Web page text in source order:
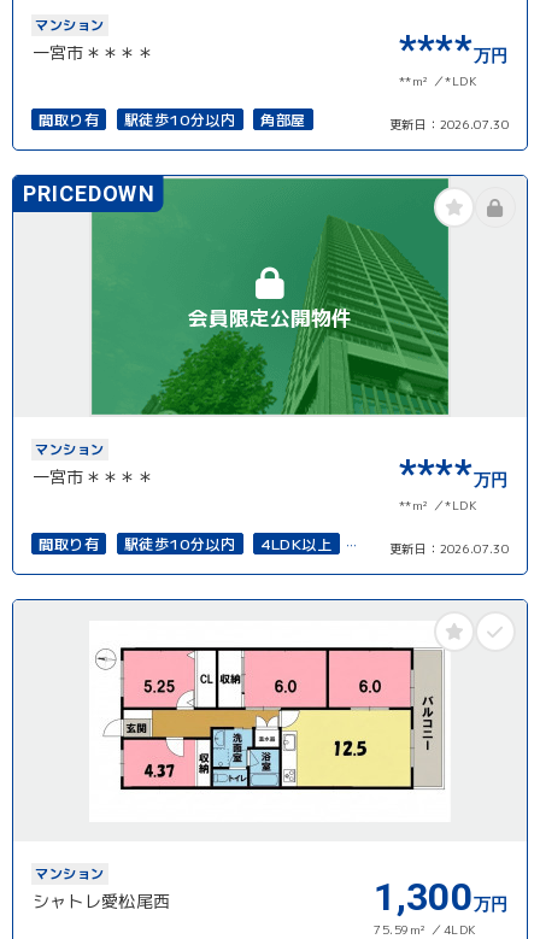
マンション
一宮市＊＊＊＊ ****万円
**m² *LDK
間取り有 駅徒歩10分以内 角部屋 更新日： 2026.07.30
会員限定公開物件
PRICEDOWN
マンション
一宮市＊＊＊＊ ****万円
**m² *LDK
間取り有 駅徒歩10分以内
4LDK以上
更新日： 2026.07.30
マンション
シャトレ愛松尾西 1,300万円
75.59m² 4LDK